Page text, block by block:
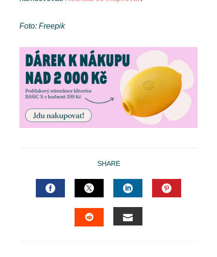
Foto: Freepik
SHARE
FACEBOOKTWITTERLINKEDIN